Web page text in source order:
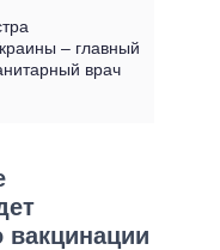
– главный
врач